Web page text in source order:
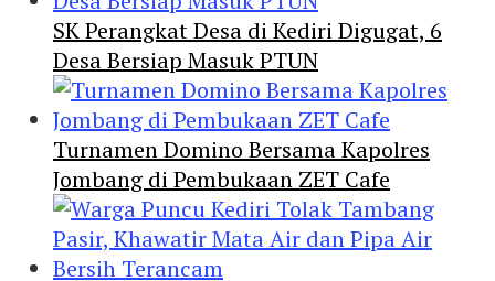
SK Perangkat Desa di Kediri Digugat, 6
Desa Bersiap Masuk PTUN
Turnamen Domino Bersama Kapolres
Jombang di Pembukaan ZET Cafe